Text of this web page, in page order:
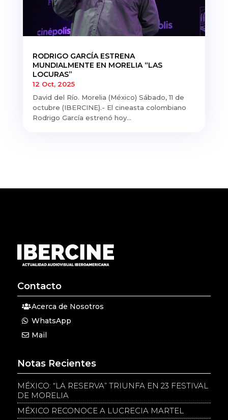
RODRIGO GARCÍA ESTRENA
MUNDIALMENTE EN MORELIA “LAS
LOCURAS”
12 Oct, 2025
David del Río. Morelia (México) Sábado, 11 de
octubre (IBERCINE).- El cineasta colombiano
Rodrigo García estrenó hoy...
Contacto
Acerca de Nosotros
WhatsApp
Mail
Notas Recientes
MÉXICO: “LA RESERVA” TRIUNFA EN 23 FESTIVAL
DE MORELIA
MÉXICO RECONOCE A LUCRECIA MARTEL